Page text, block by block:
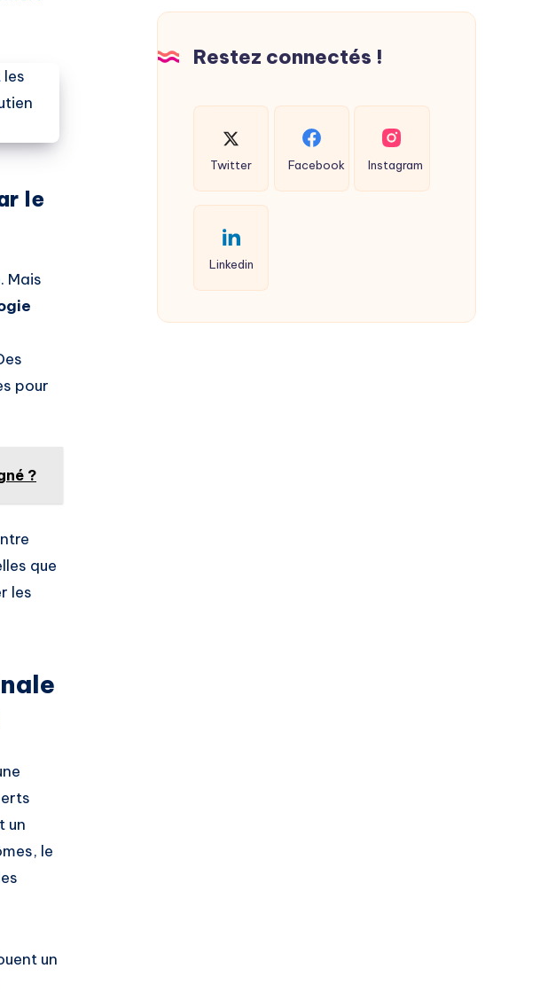
le
Mais
pour
?
que
les
un
le
un
Restez connectés !
Twitter Facebook Instagram
Linkedin